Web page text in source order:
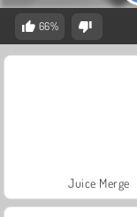
66%
Juice Merge